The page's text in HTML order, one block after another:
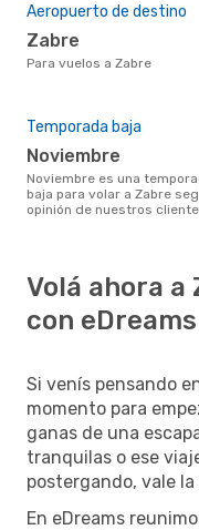
Aeropuerto de destino
Zabre
Para vuelos a Zabre
Temporada baja
noviembre
noviembre es una temporada
baja para volar a Zabre
opinión de nuestros
Volá ahora a
con eDreams
Si venís pensando
momento para
ganas de una
tranquilas o ese
postergando, vale
En eDreams